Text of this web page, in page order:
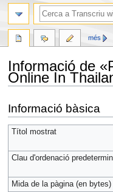
Informació de
Online In
to
navigation
to
search
Informació bàsica
Títol mostrat
Clau d'ordenació
Mida de la pàgina (en bytes)
més